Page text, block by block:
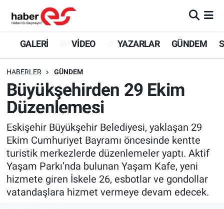
GALERİ VİDEO YAZARLAR GÜNDEM
HABERLER GÜNDEM
Büyükşehirden 29 Ekim
Düzenlemesi
Eskişehir Büyükşehir Belediyesi, yaklaşan 29
Ekim Cumhuriyet Bayramı öncesinde kentte
turistik merkezlerde düzenlemeler yaptı. Aktif
Yaşam Parkı’nda bulunan Yaşam Kafe, yeni
hizmete giren İskele 26, esbotlar ve gondollar
vatandaşlara hizmet vermeye devam edecek.
GALERİ
YAZARLAR
GÜNDEM
SİYASET
TEKNOLOJİ
EKONOMİ
Eskişehir Nöbetçi Eczaneler
Eskişehir Trafik Yoğunluk Haritası
Süper Lig Puan Durumu ve Fikstür
Tüm Manşetler
Son Dakika Haberleri
Haber Arşivi